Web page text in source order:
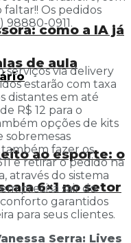
como a IA já
de aula
ao esporte: o
6×1 no setor
faltar!! Os pedidos
98880-0911.
serviços via delivery
estarão com taxa
distantes em até
R$ 12 para o
opções de kits
sobremesas
fazer os
e retirar o pedido na
através do sistema
precisa sair do
garantidos
para seus clientes.
Serra: Lives